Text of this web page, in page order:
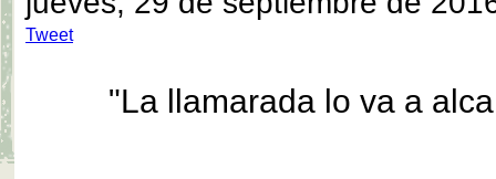
Tweet
"La llamarada lo va a